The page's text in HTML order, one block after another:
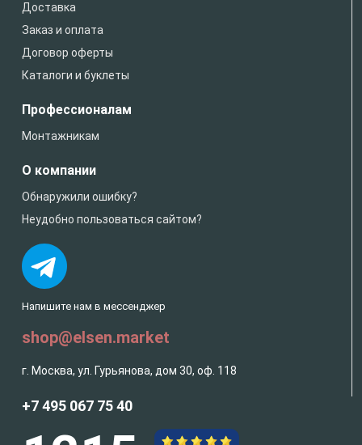
Напишите нам в мессенджер
shop@elsen.market
г. Москва, ул. Гурьянова, дом 30, оф. 118
Доставка
Заказ и оплата
Договор оферты
Каталоги и буклеты
Профессионалам
Монтажникам
О компании
Обнаружили ошибку?
Неудобно пользоваться сайтом?
+7 495 067 75 40